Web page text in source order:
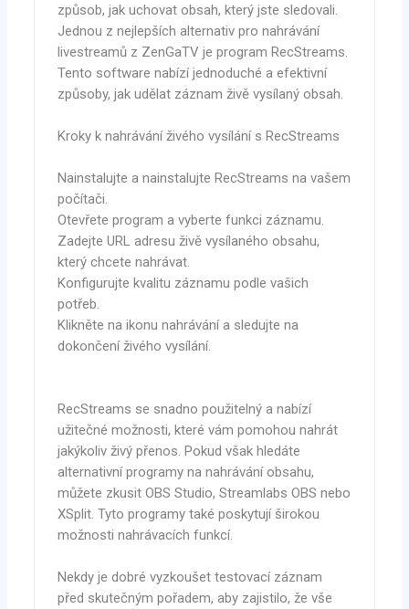
způsob, jak uchovat obsah, který jste sledovali.
Jednou z nejlepších alternativ pro nahrávání
livestreamů z ZenGaTV je program RecStreams.
Tento software nabízí jednoduché a efektivní
způsoby, jak udělat záznam živě vysílaný obsah.
Kroky k nahrávání živého vysílání s RecStreams
Nainstalujte a nainstalujte RecStreams na vašem
počítači.
Otevřete program a vyberte funkci záznamu.
Zadejte URL adresu živě vysílaného obsahu,
který chcete nahrávat.
Konfigurujte kvalitu záznamu podle vašich
potřeb.
Klikněte na ikonu nahrávání a sledujte na
dokončení živého vysílání.
RecStreams se snadno použitelný a nabízí
užitečné možnosti, které vám pomohou nahrát
jakýkoliv živý přenos. Pokud však hledáte
alternativní programy na nahrávání obsahu,
můžete zkusit OBS Studio, Streamlabs OBS nebo
XSplit. Tyto programy také poskytují širokou
možnosti nahrávacích funkcí.
Nekdy je dobré vyzkoušet testovací záznam
před skutečným pořadem, aby zajistilo, že vše